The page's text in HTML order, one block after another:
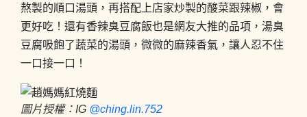
熬製的順口湯頭，再搭配上店家炒製的酸菜跟辣椒，會
更好吃！還有香辣臭豆腐飯也是網友大推的品項，湯臭
豆腐吸飽了蔬菜的湯頭，微微的麻辣香氣，讓人忍不住
一口接一口！
圖片授權：IG @ching.lin.752